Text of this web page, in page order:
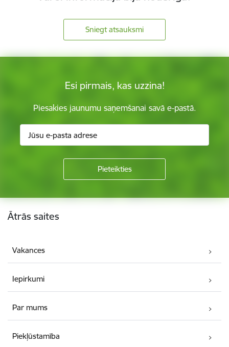
Sniegt atsauksmi
Esi pirmais, kas uzzina!
Piesakies jaunumu saņemšanai savā e-pastā.
Kājene
Ātrās saites
Vakances
Iepirkumi
Par mums
Piekļūstamība